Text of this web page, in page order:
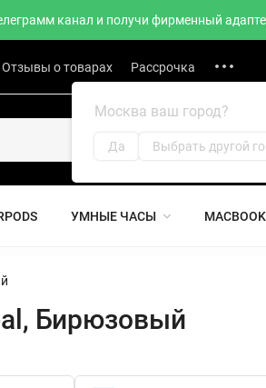
канал и получи фирменный
Отзывы о товарах Рассрочка
Москва ваш город?
Да Выбрать другой
УМНЫЕ ЧАСЫ MACBOOK
Бирюзовый